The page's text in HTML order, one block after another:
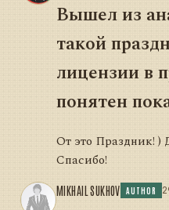
Вышел из
такой
лицензии в
понятен
От это Праздник! )
Спасибо!
MIKHAIL SUKHOV AUTHOR